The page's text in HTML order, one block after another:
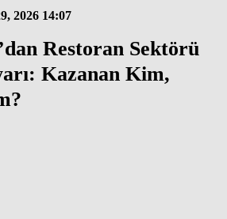
2026 14:07
Restoran Sektörü
Kazanan Kim,